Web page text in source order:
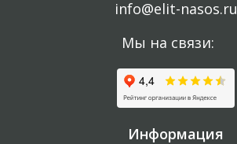
info@elit-nasos.ru
Мы на связи:
Информация